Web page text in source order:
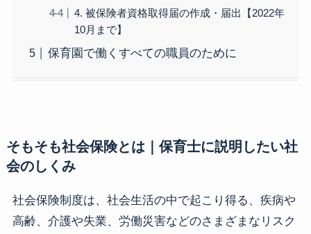
4. 被保険者資格取得届の作成・届出【2022年
10月まで】
保育園で働くすべての職員のために
そもそも社会保険とは｜保育士に説明したい社
会のしくみ
社会保険制度は、社会生活の中で起こり得る、疾病や
高齢、介護や失業、労働災害などのさまざまなリスク